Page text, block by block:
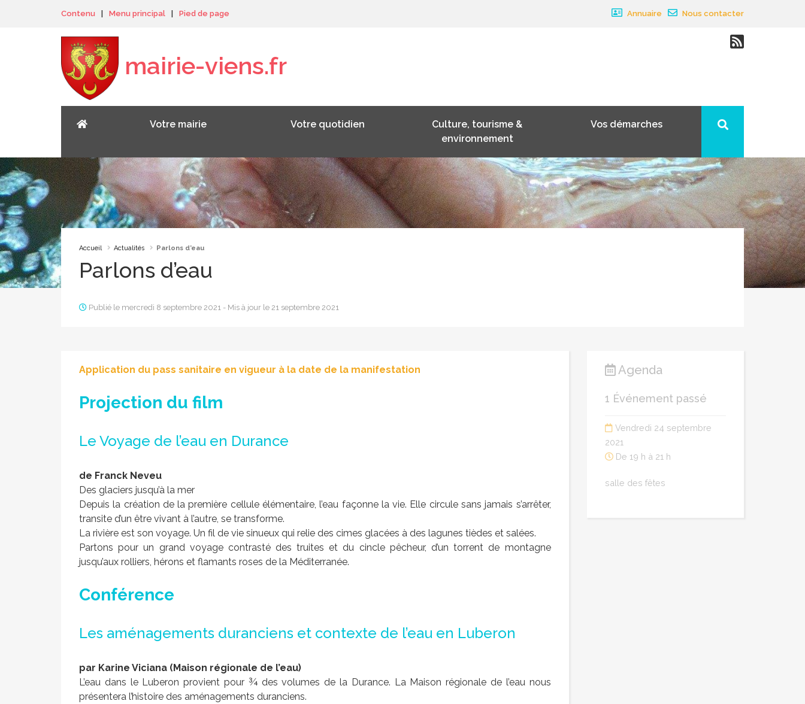
Contenu Menu principal Pied de page Annuaire Nous contacter
mairie-viens.fr
Votre mairie Votre quotidien
Culture, tourisme &
environnement
Vos démarches
×
Accueil Actualités Parlons d’eau
Parlons d’eau
Publié le mercredi 8 septembre 2021 - Mis à jour le 21 septembre 2021
Application du pass sanitaire en vigueur à la date de la manifestation
Projection du film
Le Voyage de l’eau en Durance
de Franck Neveu
Des glaciers jusqu’à la mer
Depuis la création de la première cellule élémentaire, l’eau façonne la vie. Elle circule sans jamais s’arrêter,
transite d’un être vivant à l’autre, se transforme.
La rivière est son voyage. Un fil de vie sinueux qui relie des cimes glacées à des lagunes tièdes et salées.
Partons pour un grand voyage contrasté des truites et du cincle pêcheur, d’un torrent de montagne
jusqu’aux rolliers, hérons et flamants roses de la Méditerranée.
Conférence
Les aménagements duranciens et contexte de l’eau en Luberon
par Karine Viciana (Maison régionale de l’eau)
L’eau dans le Luberon provient pour ¾ des volumes de la Durance. La Maison régionale de l’eau nous
présentera l’histoire des aménagements duranciens.
Agenda
1 Événement passé
Vendredi 24 septembre
2021
De 19 h à 21 h
salle des fêtes